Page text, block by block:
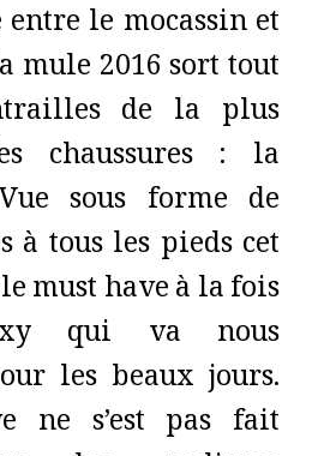
le mocassin et
mule 2016 sort tout
de la plus
chaussures : la
sous forme de
à tous les pieds cet
must have à la fois
qui va nous
les beaux jours.
ne s’est pas fait